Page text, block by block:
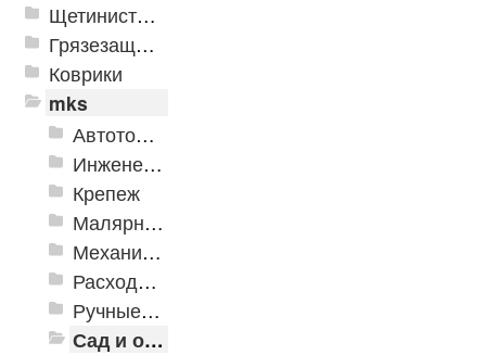
Щетинистые покрытия
Грязезащитные, влаговпитывающие покрытия
Коврики
mks
Автотовары
Инженерная сантехника и инструменты
Крепеж
Малярно-штукатурные инструменты
Механизированные инструменты
Расходные инструменты
Ручные инструменты
Сад и огород